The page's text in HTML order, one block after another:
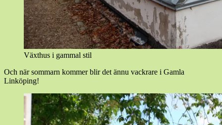
Växthus i gammal stil
Och när sommarn kommer blir det ännu vackrare i Gamla
Linköping!